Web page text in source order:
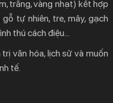
trắng, vàng nhạt) kết hợp
tự nhiên, tre, mây, gạch
thú cách điệu…
văn hóa, lịch sử và muốn
tế.